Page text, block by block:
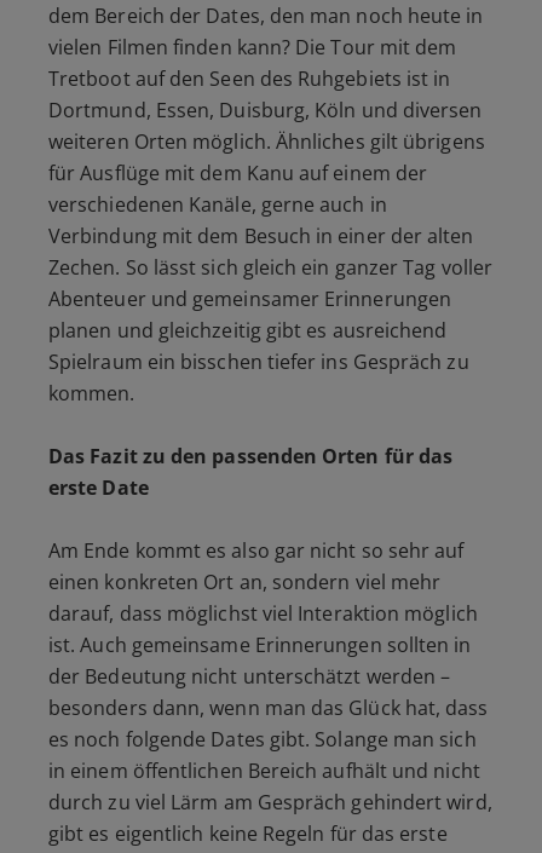
dem Bereich der Dates, den man noch heute in
vielen Filmen finden kann? Die Tour mit dem
Tretboot auf den Seen des Ruhgebiets ist in
Dortmund, Essen, Duisburg, Köln und diversen
weiteren Orten möglich. Ähnliches gilt übrigens
für Ausflüge mit dem Kanu auf einem der
verschiedenen Kanäle, gerne auch in
Verbindung mit dem Besuch in einer der alten
Zechen. So lässt sich gleich ein ganzer Tag voller
Abenteuer und gemeinsamer Erinnerungen
planen und gleichzeitig gibt es ausreichend
Spielraum ein bisschen tiefer ins Gespräch zu
kommen.
Das Fazit zu den passenden Orten für das
erste Date
Am Ende kommt es also gar nicht so sehr auf
einen konkreten Ort an, sondern viel mehr
darauf, dass möglichst viel Interaktion möglich
ist. Auch gemeinsame Erinnerungen sollten in
der Bedeutung nicht unterschätzt werden –
besonders dann, wenn man das Glück hat, dass
es noch folgende Dates gibt. Solange man sich
in einem öffentlichen Bereich aufhält und nicht
durch zu viel Lärm am Gespräch gehindert wird,
gibt es eigentlich keine Regeln für das erste